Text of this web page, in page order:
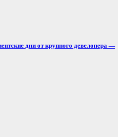
дни от крупного девелопера —